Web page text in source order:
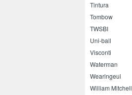
Tintura
Tombow
TWSBI
Uni-ball
Visconti
Waterman
Wearingeul
William Mitchell